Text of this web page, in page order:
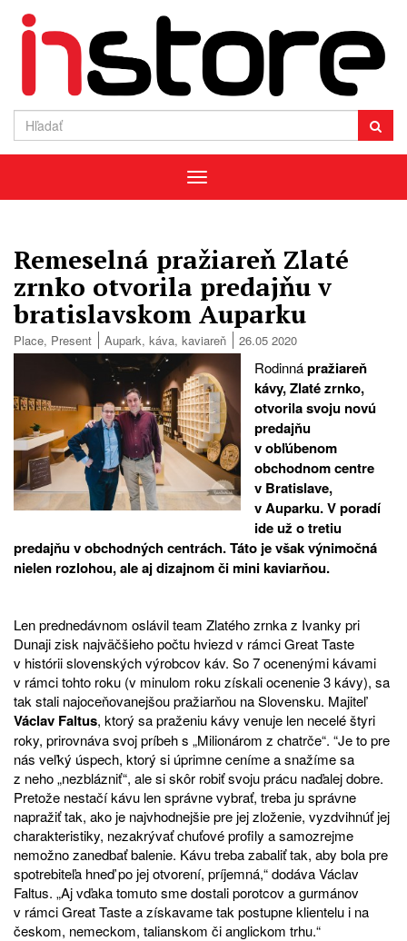
Menu
Remeselná pražiareň Zlaté
zrnko otvorila predajňu v
bratislavskom Auparku
Place, Present Aupark, káva, kaviareň 26.05 2020
Rodinnápražiareň
kávy, Zlaté zrnko,
otvorila svoju novú
predajňu
v obľúbenom
obchodnom centre
v Bratislave,
v Auparku. V poradí
ide už o tretiu
predajňu v obchodných centrách. Táto je však výnimočná
nielen rozlohou, ale aj dizajnom či mini kaviarňou.
Len prednedávnom oslávil team Zlatého zrnkaz Ivanky pri
Dunaji zisk najväčšieho počtu hviezd v rámci Great Taste
v histórii slovenských výrobcov káv. So 7 ocenenými kávami
v rámci tohto roku (v minulom roku získali ocenenie 3 kávy), sa
tak stali najoceňovanejšou pražiarňou na Slovensku. Majiteľ
Václav Faltus, ktorý sa praženiu kávy venuje len necelé štyri
roky, prirovnáva svoj príbeh s „Milionárom z chatrče“. “Je to pre
nás veľký úspech, ktorý si úprimne ceníme a snažíme sa
z neho „nezblázniť“, ale si skôr robiť svoju prácu naďalej dobre.
Pretože nestačí kávu len správne vybrať, treba ju správne
napražiť tak, ako je najvhodnejšie pre jej zloženie, vyzdvihnúť jej
charakteristiky, nezakrývať chuťové profily a samozrejme
nemožno zanedbať balenie. Kávu treba zabaliť tak, aby bola pre
spotrebiteľa hneď po jej otvorení, príjemná,“ dodáva Václav
Faltus. „Aj vďaka tomuto sme dostali porotcov a gurmánov
v rámci Great Taste a získavame tak postupne klientelu i na
českom, nemeckom, talianskom či anglickom trhu.“